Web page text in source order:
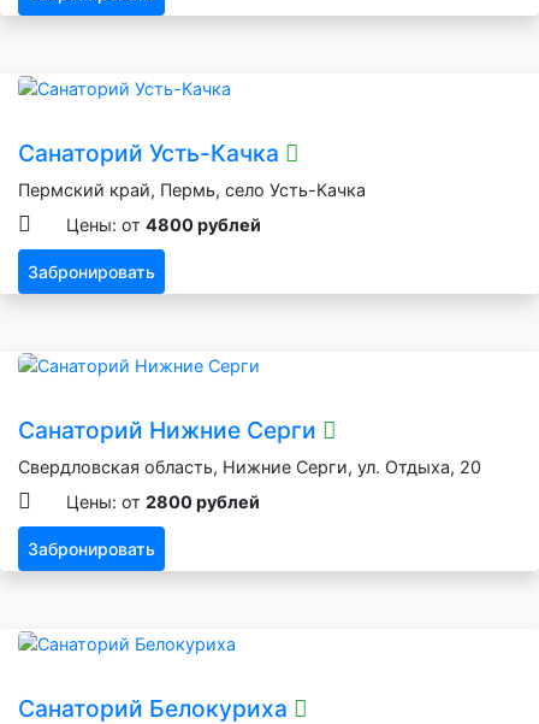
Санаторий Усть-Качка
Пермский край, Пермь, село Усть-Качка
Цены: от 4800 рублей
Забронировать
Санаторий Нижние Серги
Свердловская область, Нижние Серги, ул. Отдыха, 20
Цены: от 2800 рублей
Забронировать
Санаторий Белокуриха